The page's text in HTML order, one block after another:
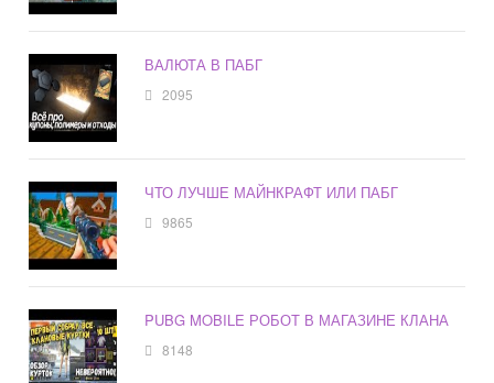
ВАЛЮТА В ПАБГ
2095
ЧТО ЛУЧШЕ МАЙНКРАФТ ИЛИ ПАБГ
9865
PUBG MOBILE РОБОТ В МАГАЗИНЕ КЛАНА
8148